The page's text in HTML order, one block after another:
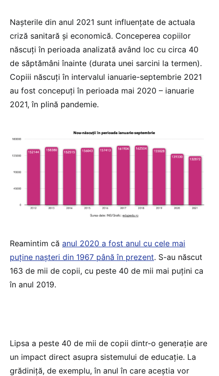
Nașterile din anul 2021 sunt influențate de actuala
criză sanitară și economică. Conceperea copiilor
născuți în perioada analizată având loc cu circa 40
de săptămâni înainte (durata unei sarcini la termen).
Copiii născuți în intervalul ianuarie-septembrie 2021
au fost concepuți în perioada mai 2020 – ianuarie
2021, în plină pandemie.
Reamintim că anul 2020 a fost anul cu cele mai
puține nașteri din 1967 până în prezent. S-au născut
163 de mii de copii, cu peste 40 de mii mai puțini ca
în anul 2019.
Lipsa a peste 40 de mii de copii dintr-o generație are
un impact direct asupra sistemului de educație. La
grădiniță, de exemplu, în anul în care aceștia vor